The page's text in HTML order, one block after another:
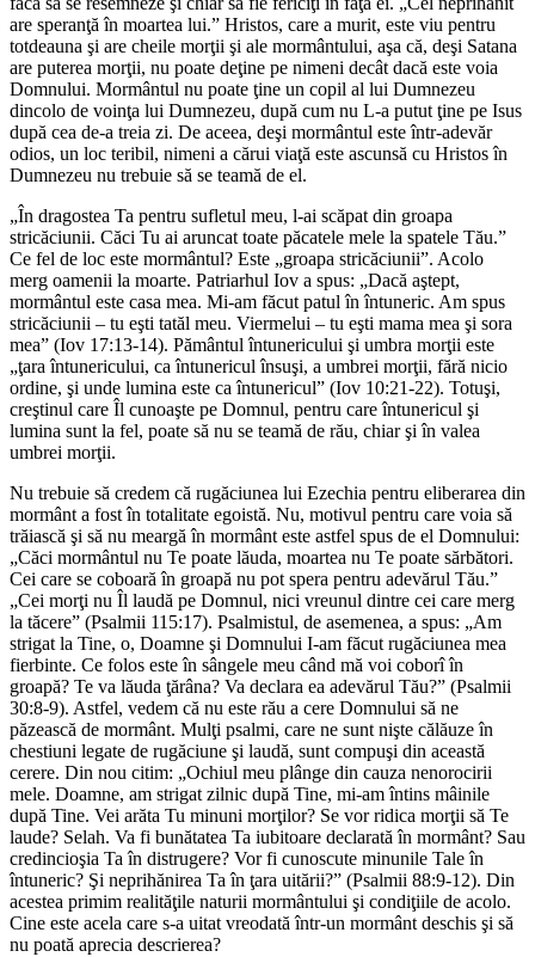
are speranţă în moartea lui.” Hristos, care a murit, este viu pentru
totdeauna şi are cheile morţii şi ale mormântului, aşa că, deşi Satana
are puterea morţii, nu poate deţine pe nimeni decât dacă este voia
Domnului. Mormântul nu poate ţine un copil al lui Dumnezeu
dincolo de voinţa lui Dumnezeu, după cum nu L-a putut ţine pe Isus
după cea de-a treia zi. De aceea, deşi mormântul este într-adevăr
odios, un loc teribil, nimeni a cărui viaţă este ascunsă cu Hristos în
Dumnezeu nu trebuie să se teamă de el.
„În dragostea Ta pentru sufletul meu, l-ai scăpat din groapa
stricăciunii. Căci Tu ai aruncat toate păcatele mele la spatele Tău.”
Ce fel de loc este mormântul? Este „groapa stricăciunii”. Acolo
merg oamenii la moarte. Patriarhul Iov a spus: „Dacă aştept,
mormântul este casa mea. Mi-am făcut patul în întuneric. Am spus
stricăciunii – tu eşti tatăl meu. Viermelui – tu eşti mama mea şi sora
mea” (Iov 17:13-14). Pământul întunericului şi umbra morţii este
„ţara întunericului, ca întunericul însuşi, a umbrei morţii, fără nicio
ordine, şi unde lumina este ca întunericul” (Iov 10:21-22). Totuşi,
creştinul care Îl cunoaşte pe Domnul, pentru care întunericul şi
lumina sunt la fel, poate să nu se teamă de rău, chiar şi în valea
umbrei morţii.
Nu trebuie să credem că rugăciunea lui Ezechia pentru eliberarea din
mormânt a fost în totalitate egoistă. Nu, motivul pentru care voia să
trăiască şi să nu meargă în mormânt este astfel spus de el Domnului:
„Căci mormântul nu Te poate lăuda, moartea nu Te poate sărbători.
Cei care se coboară în groapă nu pot spera pentru adevărul Tău.”
„Cei morţi nu Îl laudă pe Domnul, nici vreunul dintre cei care merg
la tăcere” (Psalmii 115:17). Psalmistul, de asemenea, a spus: „Am
strigat la Tine, o, Doamne şi Domnului I-am făcut rugăciunea mea
fierbinte. Ce folos este în sângele meu când mă voi coborî în
groapă? Te va lăuda ţărâna? Va declara ea adevărul Tău?” (Psalmii
30:8-9). Astfel, vedem că nu este rău a cere Domnului să ne
păzească de mormânt. Mulţi psalmi, care ne sunt nişte călăuze în
chestiuni legate de rugăciune şi laudă, sunt compuşi din această
cerere. Din nou citim: „Ochiul meu plânge din cauza nenorocirii
mele. Doamne, am strigat zilnic după Tine, mi-am întins mâinile
după Tine. Vei arăta Tu minuni morţilor? Se vor ridica morţii să Te
laude? Selah. Va fi bunătatea Ta iubitoare declarată în mormânt? Sau
credincioşia Ta în distrugere? Vor fi cunoscute minunile Tale în
întuneric? Şi neprihănirea Ta în ţara uitării?” (Psalmii 88:9-12). Din
acestea primim realităţile naturii mormântului şi condiţiile de acolo.
Cine este acela care s-a uitat vreodată într-un mormânt deschis şi să
nu poată aprecia descrierea?